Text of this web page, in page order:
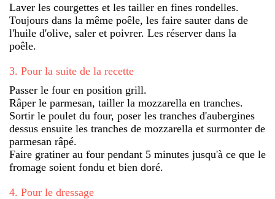
Laver les courgettes et les tailler en fines rondelles.
Toujours dans la même poêle, les faire sauter dans de
l'huile d'olive, saler et poivrer. Les réserver dans la
poêle.
3. Pour la suite de la recette
Passer le four en position grill.
Râper le parmesan, tailler la mozzarella en tranches.
Sortir le poulet du four, poser les tranches d'aubergines
dessus ensuite les tranches de mozzarella et surmonter de
parmesan râpé.
Faire gratiner au four pendant 5 minutes jusqu'à ce que le
fromage soient fondu et bien doré.
4. Pour le dressage